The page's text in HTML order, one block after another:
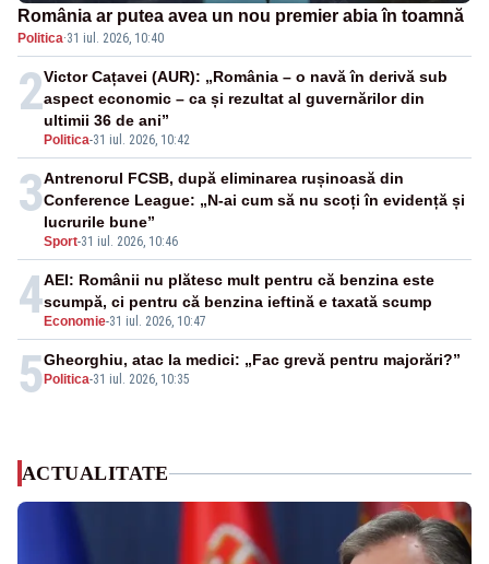
România ar putea avea un nou premier abia în toamnă
Politica·31 iul. 2026, 10:40
2
Politica-31 iul. 2026, 10:42
Victor Cațavei (AUR): „România – o navă în derivă sub
aspect economic – ca și rezultat al guvernărilor din
ultimii 36 de ani”
3
Sport-31 iul. 2026, 10:46
Antrenorul FCSB, după eliminarea rușinoasă din
Conference League: „N-ai cum să nu scoți în evidență și
lucrurile bune”
4 Economie-31 iul. 2026, 10:47
AEI: Românii nu plătesc mult pentru că benzina este
scumpă, ci pentru că benzina ieftină e taxată scump
5 Politica-31 iul. 2026, 10:35
Gheorghiu, atac la medici: „Fac grevă pentru majorări?”
ACTUALITATE